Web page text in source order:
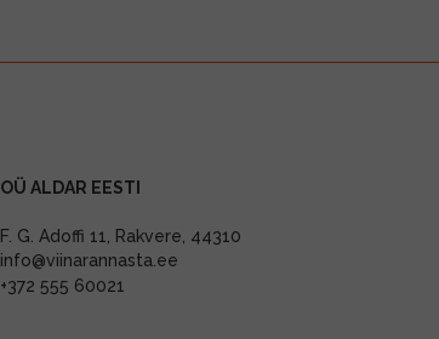
OÜ ALDAR EESTI
F. G. Adoffi 11, Rakvere, 44310
info@viinarannasta.ee
+372 555 60021